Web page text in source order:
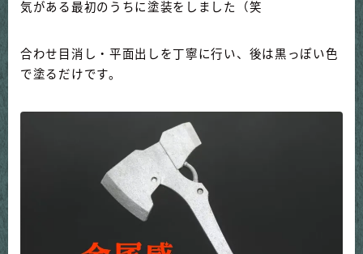
気がある最初のうちに塗装をしました（笑
合わせ目消し・平面出しを丁寧に行い、後は黒っぽい色
で塗るだけです。